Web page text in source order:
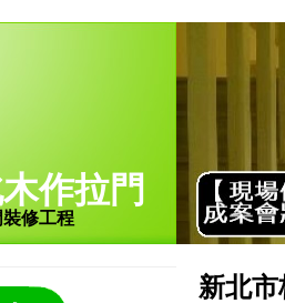
作拉門
修工程
新北